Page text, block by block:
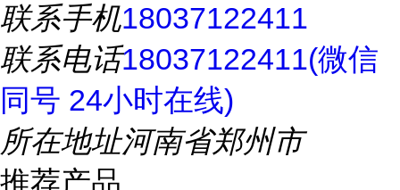
联系手机18037122411
联系电话18037122411(微信
同号 24小时在线)
所在地址河南省郑州市
推荐产品